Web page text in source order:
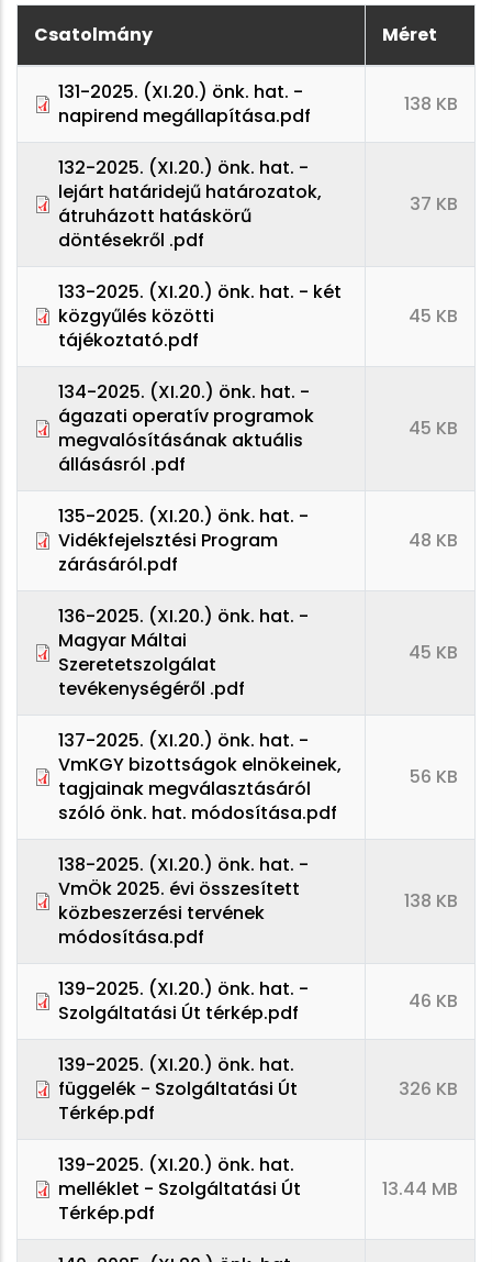
Csatolmány Méret
131-2025. (XI.20.) önk. hat. -
napirend megállapítása.pdf
138 KB
132-2025. (XI.20.) önk. hat. -
lejárt határidejű határozatok,
átruházott hatáskörű
döntésekről .pdf
37 KB
133-2025. (XI.20.) önk. hat. - két
közgyűlés közötti
tájékoztató.pdf
45 KB
134-2025. (XI.20.) önk. hat. -
ágazati operatív programok
megvalósításának aktuális
állásásról .pdf
45 KB
135-2025. (XI.20.) önk. hat. -
Vidékfejelsztési Program
zárásáról.pdf
48 KB
136-2025. (XI.20.) önk. hat. -
Magyar Máltai
Szeretetszolgálat
tevékenységéről .pdf
45 KB
137-2025. (XI.20.) önk. hat. -
VmKGY bizottságok elnökeinek,
tagjainak megválasztásáról
szóló önk. hat. módosítása.pdf
56 KB
138-2025. (XI.20.) önk. hat. -
VmÖk 2025. évi összesített
közbeszerzési tervének
módosítása.pdf
138 KB
139-2025. (XI.20.) önk. hat. -
Szolgáltatási Út térkép.pdf
46 KB
139-2025. (XI.20.) önk. hat.
függelék - Szolgáltatási Út
Térkép.pdf
326 KB
139-2025. (XI.20.) önk. hat.
melléklet - Szolgáltatási Út
Térkép.pdf
13.44 MB